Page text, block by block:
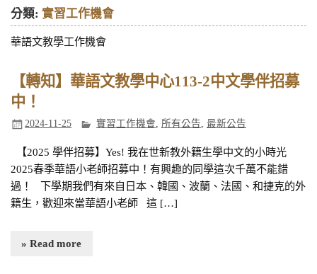
分類:實習工作機會
華語文教學工作機會
【轉知】華語文教學中心113-2中文學伴招募
中！
2024-11-25 實習工作機會 所有公告 ,最新公告
【2025 學伴招募】Yes! 我在世新教外籍生學中文的小時光
2025春季華語小老師招募中！有興趣的同學這次千萬不能錯
過！ 下學期我們有來自日本、韓國、波蘭、法國、和捷克的外
籍生，歡迎來當華語小老師 這 […]
» Read more